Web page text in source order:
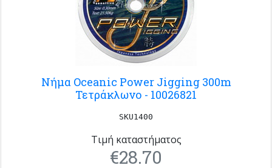
Νήμα Oceanic Power Jigging 300m
Τετράκλωνο - 10026821
SKU1400
Τιμή καταστήματος
€28.70